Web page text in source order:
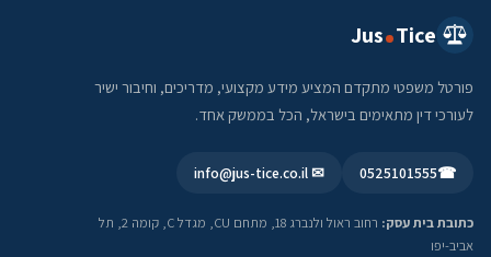
Jus Tice
פורטל משפטי מתקדם המציע מידע מקצועי, מדריכים, וחיבור ישיר
לעורכי דין מתאימים בישראל, הכל בממשק אחד.
☎
0525101555
✉ info@jus-tice.co.il
כתובת בית עסק:
רחוב ראול ולנברג 18, מתחם CU, מגדל C, קומה 2, תל
אביב-יפו